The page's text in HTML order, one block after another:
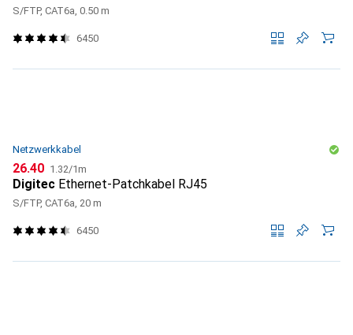
S/FTP, CAT6a, 0.50 m
6450
Netzwerkkabel
CHF
26.40 CHF
1.32/1m
Digitec Ethernet-Patchkabel RJ45
S/FTP, CAT6a, 20 m
6450